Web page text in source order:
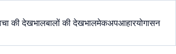
की देखभालबालों की देखभालमेकअपआहारयोगासन